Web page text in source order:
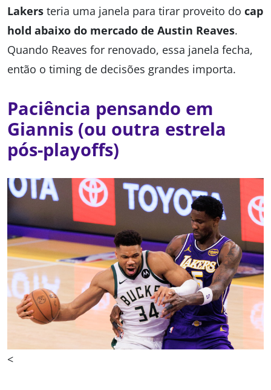
Lakers teria uma janela para tirar proveito do cap
hold abaixo do mercado de Austin Reaves.
Quando Reaves for renovado, essa janela fecha,
então o timing de decisões grandes importa.
Paciência pensando em
Giannis (ou outra estrela
pós-playoffs)
<